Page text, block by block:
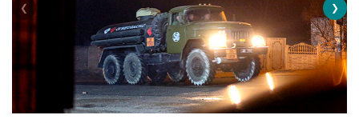
❮ ❯